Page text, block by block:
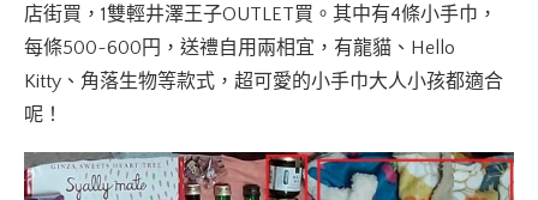
店街買，1雙輕井澤王子OUTLET買。其中有4條小手巾，
每條500~600円，送禮自用兩相宜，有龍貓、Hello
Kitty、角落生物等款式，超可愛的小手巾大人小孩都適合
呢！